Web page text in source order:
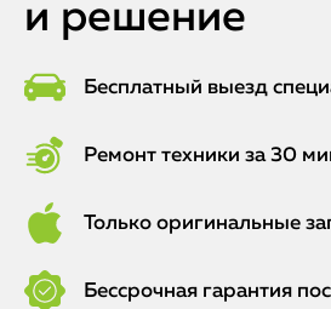
и решение
Бесплатный выезд
Ремонт техники за 30
Только оригинальные
Бессрочная гарантия